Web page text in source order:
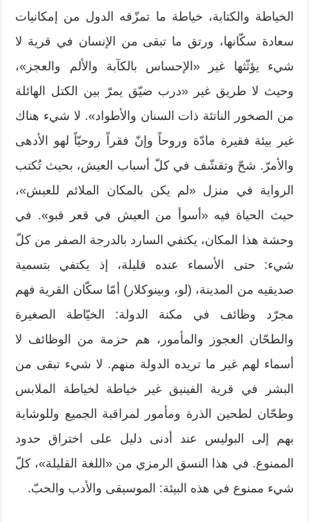
الخياطة والكتابة، خياطة ما تمزّقه الدول من إمكانيات
سعادة سكّانها، ورتق ما تبقى من الإنسان في قرية لا
شيء يؤثّثها غير «الإحساس بالكآبة والألم والعجز»،
وحيث لا طريق غير «درب ضيّق يمرّ بين الكتل الهائلة
من الصخور الناتئة ذات السنان والأطواد». لا شيء هناك
غير بيئة فقيرة مادّة وروحاً وإنّ فقراً روحيّاً لهو الأدهى
والأمرّ. شحّ وتقشّف في كلّ أسباب العيش، بحيث تُكتب
الرواية في منزل «لم يكن بالمكان الملائم للعيش»،
حيث الحياة فيه «أسوأ من العيش في قعر قبو». في
وحشة هذا المكان، يكتفي السارد بالدرجة الصفر من كلّ
شيء: حتى الأسماء عنده قليلة، إذ يكتفي بتسمية
صديقيه من المدينة، (لو، وبينوكلار) أمّا سكّان القرية فهم
مجرّد وظائف في مكنة الدولة: الخيّاطة الصغيرة
والطحّان العجوز والمأمور، هم حزمة من الوظائف لا
أسماء لهم غير ما تريده الدولة منهم. لا شيء تبقى من
البشر في قرية الفينيق غير خياطة لخياطة الملابس
وطحّان لطحين الذرة ومأمور لمراقبة الجميع وللوشاية
بهم إلى البوليس عند أدنى دليل على اختراق حدود
الممنوع. في هذا النسق الرمزي من «اللغة القليلة»، كلّ
شيء ممنوع في هذه البيئة: الموسيقى والأدب والحبّ.